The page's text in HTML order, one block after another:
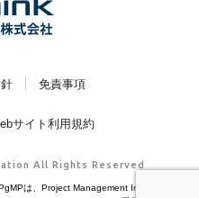
免責事項
サイト利用規約
All Rights Reserved
は、Project Management Institute, Inc.